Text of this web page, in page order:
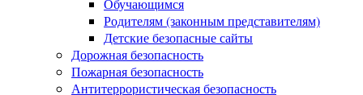
Обучающимся
Родителям (законным представителям)
Детские безопасные сайты
Дорожная безопасность
Пожарная безопасность
Антитеррористическая безопасность